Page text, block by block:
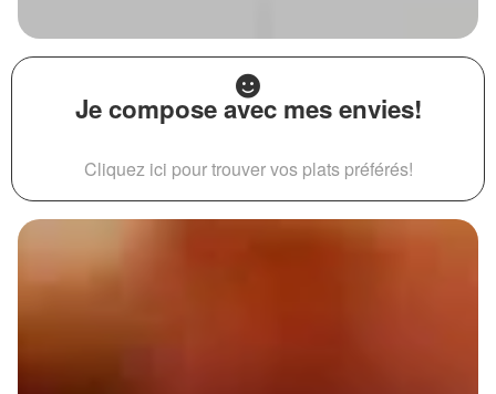
Je compose avec mes envies!
Cliquez ici pour trouver vos plats préférés!